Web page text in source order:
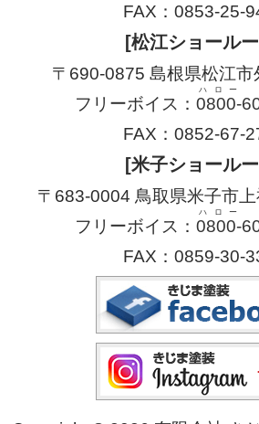
FAX：0853-25-
[松江ショール
〒690-0875 島根県松江市
フリーボイス： 0800-
ハロー
FAX：0852-67-
[米子ショール
〒683-0004 鳥取県米子市
フリーボイス： 0800-
ハロー
FAX：0859-30-